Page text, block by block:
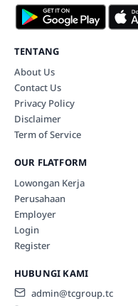
TENTANG
About Us
Contact Us
Privacy Policy
Disclaimer
Term of Service
OUR FLATFORM
Lowongan Kerja
Perusahaan
Employer
Login
Register
HUBUNGI KAMI
admin@tcgroup.tc